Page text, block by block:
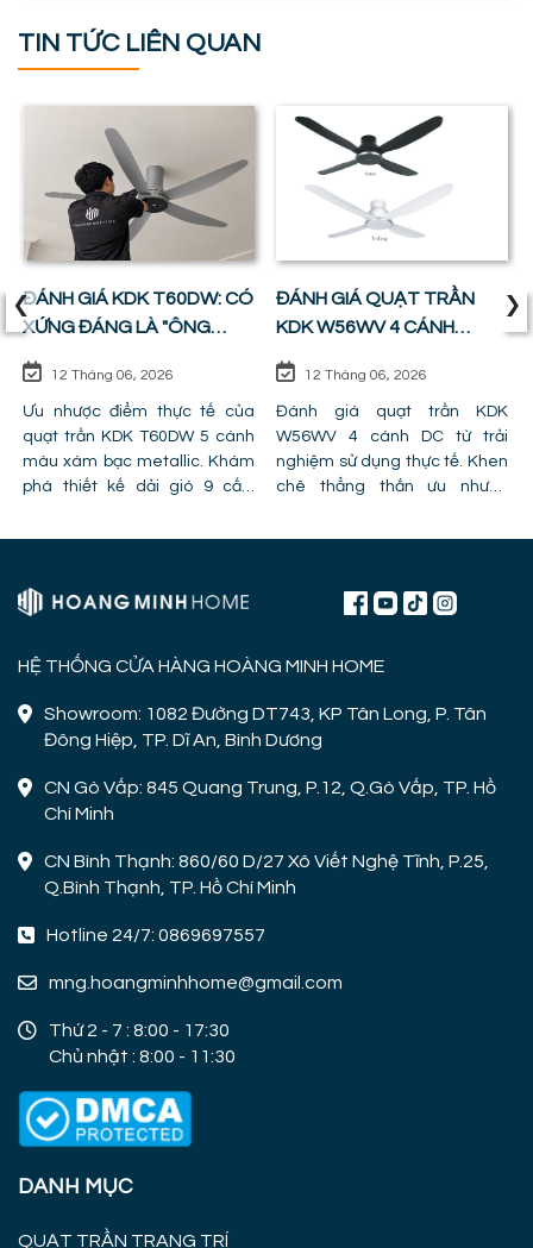
TIN TỨC LIÊN QUAN
ĐÁNH GIÁ KDK T60DW: CÓ
XỨNG ĐÁNG LÀ "ÔNG
VUA" PHÒNG KHÁCH ?
12 Tháng 06, 2026
Ưu nhược điểm thực tế của
quạt trần KDK T60DW 5 cánh
màu xám bạc metallic. Khám
phá thiết kế dải gió 9 cấp,
lỗi lắp đặt khiến quạt bị giảm
ĐÁNH GIÁ QUẠT TRẦN
KDK W56WV 4 CÁNH
ĐỘNG CƠ DC: SỰ CÂN
BẰNG HOÀN HẢO GIỮA
GIÁ TIỀN VÀ CÔNG NĂNG
12 Tháng 06, 2026
Đánh giá quạt trần KDK
W56WV 4 cánh DC từ trải
nghiệm sử dụng thực tế. Khen
chê thẳng thắn ưu nhược
quạt mất gió và hình ảnh thực
‹ ›
HỆ THỐNG CỬA HÀNG HOÀNG MINH HOME
Showroom: 1082 Đường DT743, KP Tân Long, P. Tân
Đông Hiệp, TP. Dĩ An, Bình Dương
CN Gò Vấp: 845 Quang Trung, P.12, Q.Gò Vấp, TP. Hồ
Chí Minh
CN Bình Thạnh: 860/60 D/27 Xô Viết Nghệ Tĩnh, P.25,
Q.Bình Thạnh, TP. Hồ Chí Minh
Hotline 24/7: 0869697557
mng.hoangminhhome@gmail.com
Thứ 2 - 7 : 8:00 - 17:30
Chủ nhật : 8:00 - 11:30
DANH MỤC
QUẠT TRẦN TRANG TRÍ